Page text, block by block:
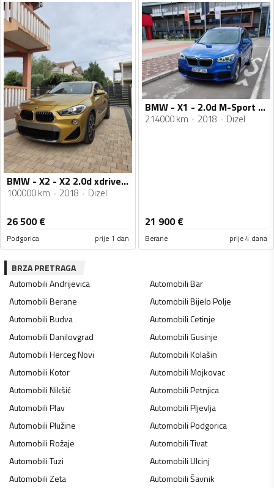
BMW - X2 - X2 2.0d xdrive M sport paket
100000 km 2018 Dizel
26 500€
Podgorica prije 1 dan
BMW - X1 - 2.0d M-Sport Xdrive
214000 km 2018 Dizel
21 900€
Berane prije 4 dana
BRZA PRETRAGA
AutomobiliAndrijevica AutomobiliBar
AutomobiliBerane AutomobiliBijelo Polje
AutomobiliBudva AutomobiliCetinje
AutomobiliDanilovgrad AutomobiliGusinje
AutomobiliHerceg Novi AutomobiliKolašin
AutomobiliKotor AutomobiliMojkovac
AutomobiliNikšić AutomobiliPetnjica
AutomobiliPlav AutomobiliPljevlja
AutomobiliPlužine AutomobiliPodgorica
AutomobiliRožaje AutomobiliTivat
AutomobiliTuzi AutomobiliUlcinj
AutomobiliZeta AutomobiliŠavnik